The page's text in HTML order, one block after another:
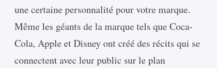
une certaine personnalité pour votre marque.
Même les géants de la marque tels que Coca-
Cola, Apple et Disney ont créé des récits qui se
connectent avec leur public sur le plan